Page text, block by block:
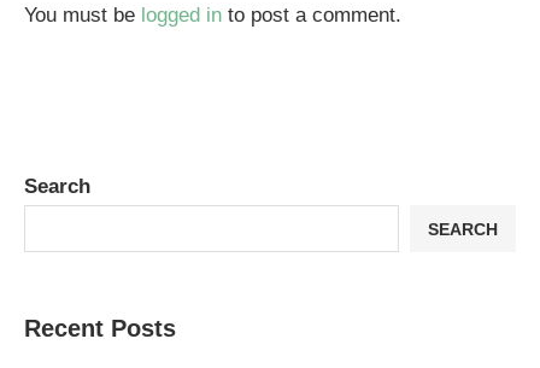
You must be logged in to post a comment.
Search
SEARCH
Recent Posts